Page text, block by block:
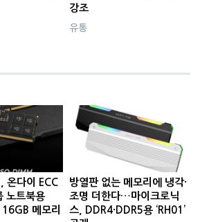
강조
유통
온다이 ECC
노트북용
메모리
방열판 없는 메모리에 냉각·
조명 더한다…마이크로닉
스, DDR4·DDR5용 ‘RH01’